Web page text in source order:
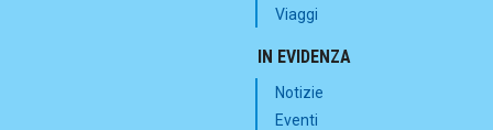
Viaggi
IN EVIDENZA
Notizie
Eventi